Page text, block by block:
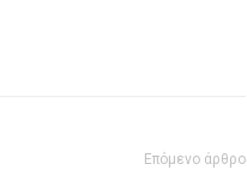
Επόμενο άρθρο